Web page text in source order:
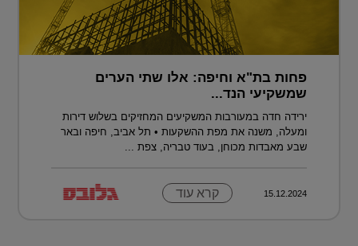
פחות בת"א וחיפה: אלו שתי הערים
שמשקיעי הנד...
ירידה חדה במעורבות המשקיעים המחזיקים בשלוש דירות
ומעלה, משנה את מפת ההשקעות • תל אביב, חיפה ובאר
שבע מאבדות מכוחן, בעוד טבריה, צפת ...
15.12.2024 קרא עוד